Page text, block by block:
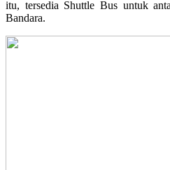
itu, tersedia Shuttle Bus untuk
Bandara.